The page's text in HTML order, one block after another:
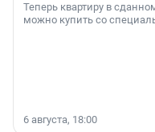
Теперь квартиру в
можно купить со
6 августа, 18:00